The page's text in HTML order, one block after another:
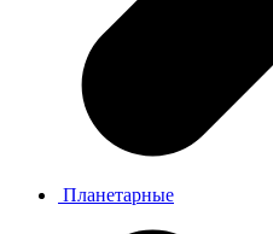
Планетарные